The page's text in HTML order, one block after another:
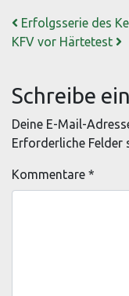
Beitrags-
Erfolgsserie des
KFV vor Härtetest
Schreibe
Deine E-Mail-
Erforderliche Felder
Kommentare *